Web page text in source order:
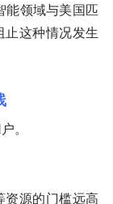
能领域与美国匹
止这种情况发生
。
资源的门槛远高